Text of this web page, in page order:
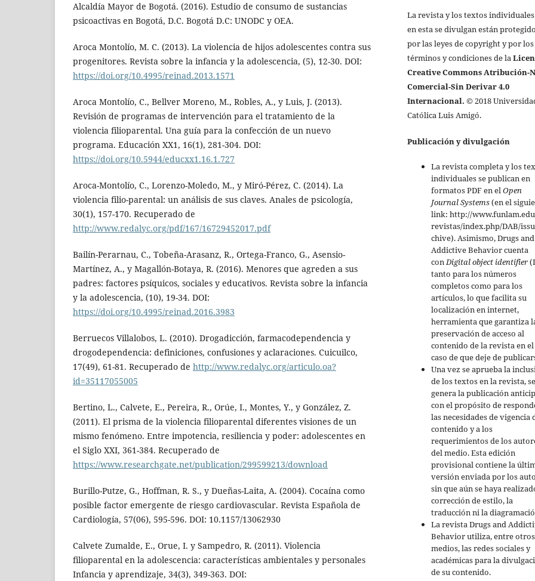
Alcaldía Mayor de Bogotá. (2016). Estudio de consumo de sustancias
psicoactivas en Bogotá, D.C. Bogotá D.C: UNODC y OEA.
Aroca Montolío, M. C. (2013). La violencia de hijos adolescentes contra sus
progenitores. Revista sobre la infancia y la adolescencia, (5), 12-30. DOI:
https://doi.org/10.4995/reinad.2013.1571
Aroca Montolío, C., Bellver Moreno, M., Robles, A., y Luis, J. (2013).
Revisión de programas de intervención para el tratamiento de la
violencia filioparental. Una guía para la confección de un nuevo
programa. Educación XX1, 16(1), 281-304. DOI:
https://doi.org/10.5944/educxx1.16.1.727
Aroca-Montolío, C., Lorenzo-Moledo, M., y Miró-Pérez, C. (2014). La
violencia filio-parental: un análisis de sus claves. Anales de psicología,
30(1), 157-170. Recuperado de
http://www.redalyc.org/pdf/167/16729452017.pdf
Bailín-Perarnau, C., Tobeña-Arasanz, R., Ortega-Franco, G., Asensio-
Martínez, A., y Magallón-Botaya, R. (2016). Menores que agreden a sus
padres: factores psíquicos, sociales y educativos. Revista sobre la infancia
y la adolescencia, (10), 19-34. DOI:
https://doi.org/10.4995/reinad.2016.3983
Berruecos Villalobos, L. (2010). Drogadicción, farmacodependencia y
drogodependencia: definiciones, confusiones y aclaraciones. Cuicuilco,
17(49), 61-81. Recuperado de http://www.redalyc.org/articulo.oa?
id=35117055005
Bertino, L., Calvete, E., Pereira, R., Orúe, I., Montes, Y., y González, Z.
(2011). El prisma de la violencia filioparental diferentes visiones de un
mismo fenómeno. Entre impotencia, resiliencia y poder: adolescentes en
el Siglo XXI, 361-384. Recuperado de
https://www.researchgate.net/publication/299599213/download
Burillo-Putze, G., Hoffman, R. S., y Dueñas-Laita, A. (2004). Cocaína como
posible factor emergente de riesgo cardiovascular. Revista Española de
Cardiología, 57(06), 595-596. DOI: 10.1157/13062930
Calvete Zumalde, E., Orue, I. y Sampedro, R. (2011). Violencia
filioparental en la adolescencia: características ambientales y personales
Infancia y aprendizaje, 34(3), 349-363. DOI:
La revista y los textos
en esta se divulgan están
por las leyes de copyright y por los
términos y condiciones de la
Creative Commons Atribución-
Comercial-Sin Derivar 4.0
Internacional. © 2018
Católica Luis Amigó.
Publicación y divulgación
La revista completa y los
individuales se publican en
formatos PDF en elOpen
Journal Systems(en el
link: http://
revistas/index.php/DAB/
chive). Asimismo, Drugs and
Addictive Behavior cuenta
conDigital object identifier
tanto para los números
completos como para los
artículos, lo que facilita su
localización en internet,
herramienta que garantiza
preservación de acceso al
contenido de la revista en el
caso de que deje de
Una vez se aprueba la
de los textos en la revista, se
genera la publicación
con el propósito de
las necesidades de vigencia
contenido y a los
requerimientos de los
del medio. Esta edición
provisional contiene la
versión enviada por los
sin que aún se haya
corrección de estilo, la
traducción ni la
La revista Drugs and
Behavior utiliza, entre otros
medios, las redes sociales y
académicas para la
de su contenido.